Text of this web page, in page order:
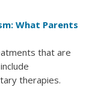
What Parents
that are
therapies.